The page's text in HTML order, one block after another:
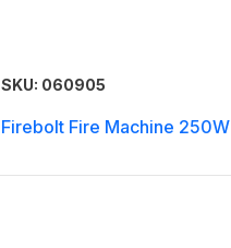
SKU: 060905
Firebolt Fire Machine 250W